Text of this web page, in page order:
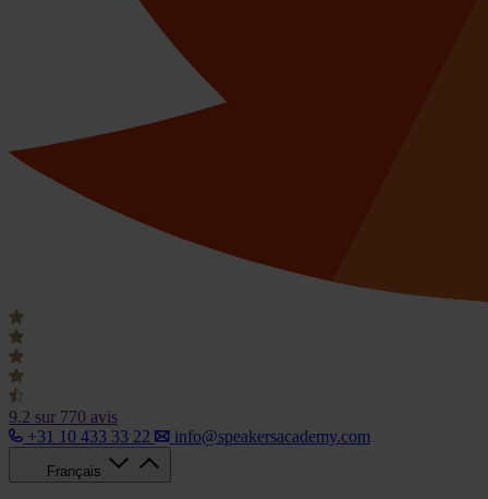
9.2 sur 770 avis
+31 10 433 33 22
info@speakersacademy.com
Français